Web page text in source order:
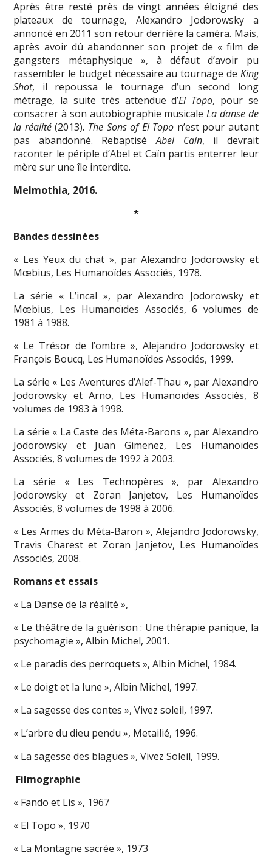
Après être resté près de vingt années éloigné des
plateaux de tournage, Alexandro Jodorowsky a
annoncé en 2011 son retour derrière la caméra. Mais,
après avoir dû abandonner son projet de « film de
gangsters métaphysique », à défaut d’avoir pu
rassembler le budget nécessaire au tournage de King
Shot, il repoussa le tournage d’un second long
métrage, la suite très attendue d’El Topo, pour se
consacrer à son autobiographie musicaleLa danse de
la réalité(2013). The Sons of El Topo n’est pour autant
pas abandonné. RebaptiséAbel Cain, il devrait
raconter le périple d’Abel et Caïn partis enterrer leur
mère sur une île interdite.
Melmothia, 2016.
*
Bandes dessinées
« Les Yeux du chat », par Alexandro Jodorowsky et
Mœbius, Les Humanoïdes Associés, 1978.
La série « L’incal », par Alexandro Jodorowsky et
Mœbius, Les Humanoïdes Associés, 6 volumes de
1981 à 1988.
« Le Trésor de l’ombre », Alejandro Jodorowsky et
François Boucq, Les Humanoïdes Associés, 1999.
La série « Les Aventures d’Alef-Thau », par Alexandro
Jodorowsky et Arno, Les Humanoïdes Associés, 8
volumes de 1983 à 1998.
La série « La Caste des Méta-Barons », par Alexandro
Jodorowsky et Juan Gimenez, Les Humanoïdes
Associés, 8 volumes de 1992 à 2003.
La série « Les Technopères », par Alexandro
Jodorowsky et Zoran Janjetov, Les Humanoïdes
Associés, 8 volumes de 1998 à 2006.
« Les Armes du Méta-Baron », Alejandro Jodorowsky,
Travis Charest et Zoran Janjetov, Les Humanoïdes
Associés, 2008.
Romans et essais
« La Danse de la réalité »,
« Le théâtre de la guérison : Une thérapie panique, la
psychomagie », Albin Michel, 2001.
« Le paradis des perroquets », Albin Michel, 1984.
« Le doigt et la lune », Albin Michel, 1997.
« La sagesse des contes », Vivez soleil, 1997.
« L’arbre du dieu pendu », Metailié, 1996.
« La sagesse des blagues », Vivez Soleil, 1999.
Filmographie
« Fando et Lis », 1967
« El Topo », 1970
« La Montagne sacrée », 1973